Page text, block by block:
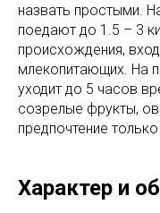
назвать простыми.
поедают до 1.5 – 3
происхождения,
млекопитающих. На
уходит до 5 часов
созрелые фрукты,
предпочтение
Характер и